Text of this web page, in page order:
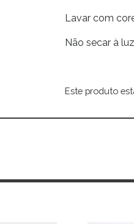
Lavar com
Não secar à
Este produto
Alternative: